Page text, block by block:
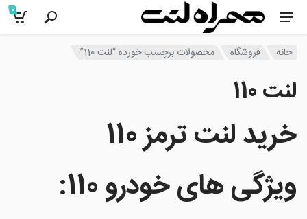
0
خانه فروشگاه محصولات برچسب خورده “لنت 110”
لنت 110
خرید لنت ترمز 110
ویژگی های خودرو 110
: